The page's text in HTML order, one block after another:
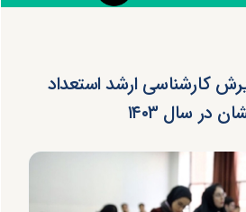
کارشناسی ارشد استعداد
در سال ۱۴۰۳